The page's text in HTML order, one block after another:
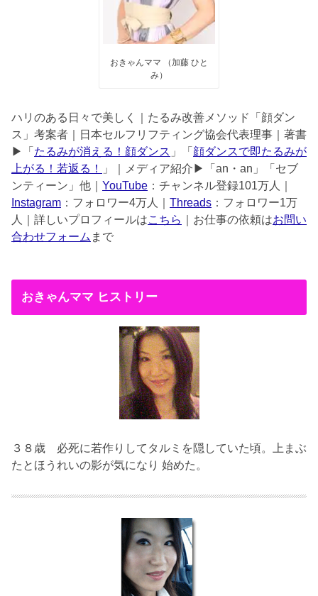
おきゃんママ （加藤 ひと
み）
ハリのある日々で美しく｜たるみ改善メソッド「顔ダン
ス」考案者｜日本セルフリフティング協会代表理事｜著書
▶︎「 たるみが消える！顔ダンス 」「 顔ダンスで即たるみが
上がる！若返る！
」｜メディア紹介▶︎「an・an」「セブ
ンティーン」他｜ YouTube ：チャンネル登録101万人｜
Instagram ：フォロワー4万人｜ Threads ：フォロワー1万
人｜詳しいプロフィールはこちら ｜お仕事の依頼はお問い
合わせフォーム まで
おきゃんママ ヒストリー
３８歳 必死に若作りしてタルミを隠していた頃。上まぶ
たとほうれいの影が気になり 始めた。